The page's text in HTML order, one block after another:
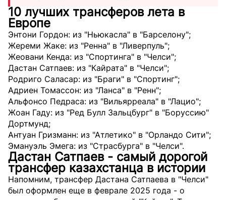
10 лучших трансферов лета в
Европе
Энтони Гордон: из "Ньюкасла" в "Барселону";
Жереми Жаке: из "Ренна" в "Ливерпуль";
Жеовани Кенда: из "Спортинга" в "Челси";
Дастан Сатпаев: из "Кайрата" в "Челси";
Родриго Саласар: из "Браги" в "Спортинг";
Адриен Томассон: из "Ланса" в "Ренн";
Альфонсо Педраса: из "Вильярреала" в "Лацио";
Жоан Гаду: из "Ред Булл Зальцбург" в "Боруссию"
Дортмунд;
Антуан Гризманн: из "Атлетико" в "Орландо Сити";
Эмануэль Эмега: из "Страсбурга" в "Челси".
Дастан Сатпаев - самый дорогой
трансфер казахстанца в истории
Напомним, трансфер Дастана Сатпаева в "Челси"
был оформлен еще в феврале 2025 года - о